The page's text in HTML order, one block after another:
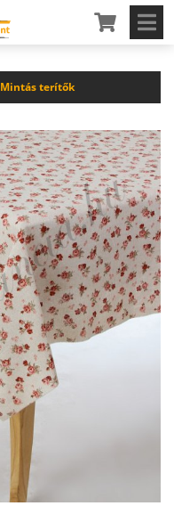
Mintás terítők